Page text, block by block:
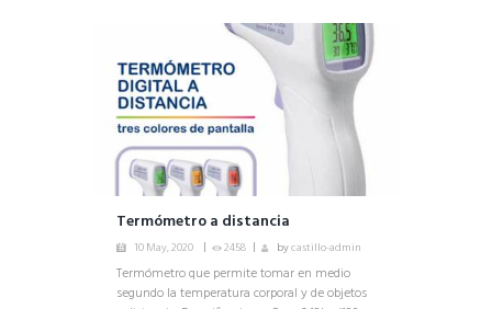
Termómetro a distancia
10 May, 2020 2458 bycastillo-admin
Termómetro que permite tomar en medio
segundo la temperatura corporal y de objetos